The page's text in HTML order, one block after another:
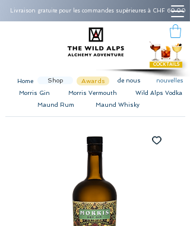
Livraison gratuite pour les commandes supérieures à CHF 60.00
COCKTAILS
Home Shop Awards de nous
nouvelles
Morris Gin
Morris Vermouth
Wild Alps Vodka
Maund Rum
Maund Whisky